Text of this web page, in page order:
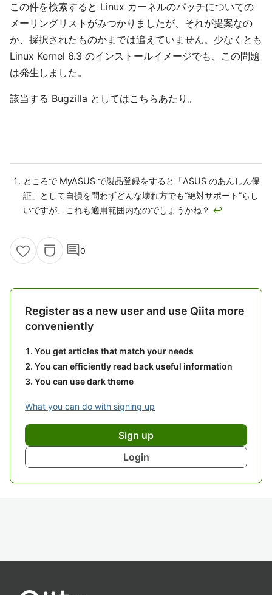
この件を検索すると Linux カーネルのパッチについての
メーリングリストがみつかりましたが、それが提案なの
か、採択されたものかまでは追えていません。少なくとも
Linux Kernel 6.3 のインストールイメージでも、この問題
は発生しました。
該当する Bugzilla としてはこちらあたり。
ところで MyASUS で製品登録をすると「ASUS のあんしん保
証」として自損を問わずどんな壊れ方でも“絶対サポート”らし
いですが、これも適用範囲内なのでしょうかね？ ↩
comment0
Register as a new user and use Qiita more
conveniently
You get articles that match your needs
You can efficiently read back useful information
You can use dark theme
What you can do with signing up
Sign up
Login